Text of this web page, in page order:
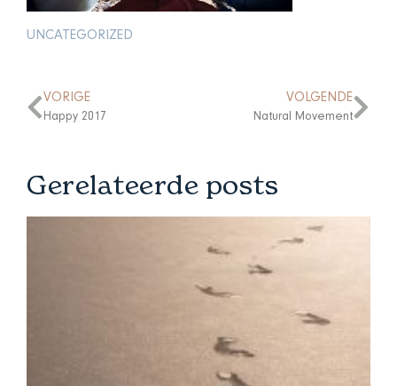
UNCATEGORIZED
VORIGE
Happy 2017
VOLGENDE
Natural Movement
Gerelateerde posts